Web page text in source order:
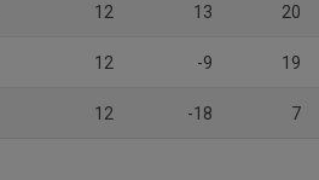
12 13 20
12 -9 19
12 -18 7